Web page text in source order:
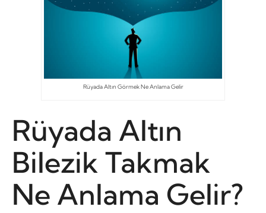
Rüyada Altın Görmek Ne Anlama Gelir
Rüyada Altın
Bilezik Takmak
Ne Anlama Gelir?